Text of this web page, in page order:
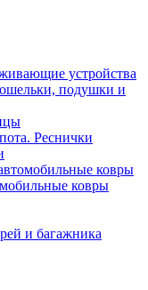
устройства
подушки и
Реснички
ковры
ковры
и багажника